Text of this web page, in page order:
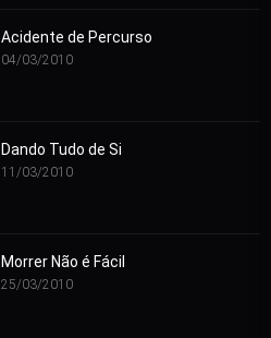
Acidente de Percurso
04/03/2010
Dando Tudo de Si
11/03/2010
Morrer Não é Fácil
25/03/2010